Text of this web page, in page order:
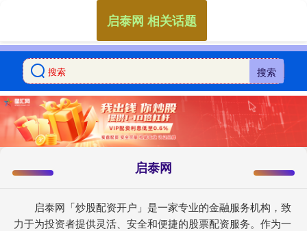
搜索
启泰网
启泰网「炒股配资开户」是一家专业的金融服务机构，致
力于为投资者提供灵活、安全和便捷的股票配资服务。作为一
启泰网 相关话题